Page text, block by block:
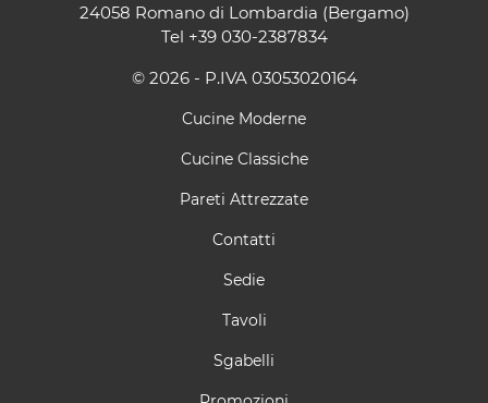
24058 Romano di Lombardia (Bergamo)
Tel +39 030-2387834
© 2026 - P.IVA 03053020164
Cucine Moderne
Cucine Classiche
Pareti Attrezzate
Contatti
Sedie
Tavoli
Sgabelli